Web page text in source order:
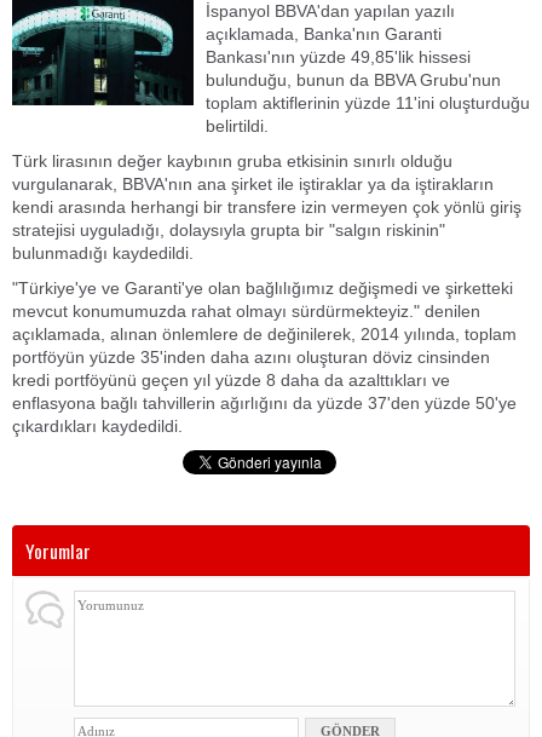
İspanyol BBVA'dan yapılan yazılı
açıklamada, Banka'nın Garanti
Bankası'nın yüzde 49,85'lik hissesi
bulunduğu, bunun da BBVA Grubu'nun
toplam aktiflerinin yüzde 11'ini oluşturduğu
belirtildi.
Türk lirasının değer kaybının gruba etkisinin sınırlı olduğu
vurgulanarak, BBVA'nın ana şirket ile iştiraklar ya da iştirakların
kendi arasında herhangi bir transfere izin vermeyen çok yönlü giriş
stratejisi uyguladığı, dolaysıyla grupta bir "salgın riskinin"
bulunmadığı kaydedildi.
"Türkiye'ye ve Garanti'ye olan bağlılığımız değişmedi ve şirketteki
mevcut konumumuzda rahat olmayı sürdürmekteyiz." denilen
açıklamada, alınan önlemlere de değinilerek, 2014 yılında, toplam
portföyün yüzde 35'inden daha azını oluşturan döviz cinsinden
kredi portföyünü geçen yıl yüzde 8 daha da azalttıkları ve
enflasyona bağlı tahvillerin ağırlığını da yüzde 37'den yüzde 50'ye
çıkardıkları kaydedildi.
Yorumlar